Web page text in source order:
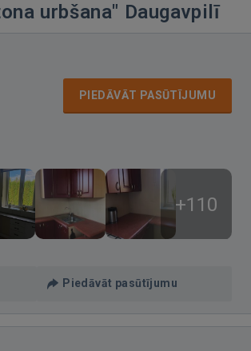
urbšana" Daugavpilī
PIEDĀVĀT PASŪTĪJUMU
+110
Piedāvāt pasūtījumu